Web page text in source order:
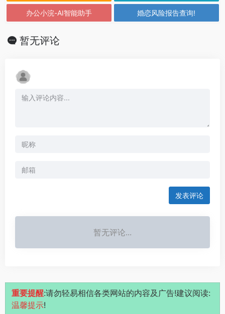
办公小浣-AI智能助手 婚恋风险报告查询!
暂无评论
发表评论
暂无评论...
重要提醒:请勿轻易相信各类网站的内容及广告!建议阅读:
温馨提示!